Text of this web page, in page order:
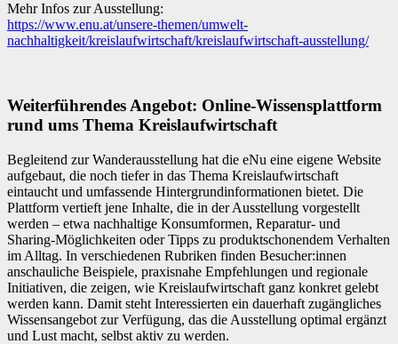
Mehr Infos zur Ausstellung:
https://www.enu.at/unsere-themen/umwelt-
nachhaltigkeit/kreislaufwirtschaft/kreislaufwirtschaft-ausstellung/
Weiterführendes Angebot: Online-Wissensplattform
rund ums Thema Kreislaufwirtschaft
Begleitend zur Wanderausstellung hat die eNu eine eigene Website
aufgebaut, die noch tiefer in das Thema Kreislaufwirtschaft
eintaucht und umfassende Hintergrundinformationen bietet. Die
Plattform vertieft jene Inhalte, die in der Ausstellung vorgestellt
werden – etwa nachhaltige Konsumformen, Reparatur- und
Sharing-Möglichkeiten oder Tipps zu produktschonendem Verhalten
im Alltag. In verschiedenen Rubriken finden Besucher:innen
anschauliche Beispiele, praxisnahe Empfehlungen und regionale
Initiativen, die zeigen, wie Kreislaufwirtschaft ganz konkret gelebt
werden kann. Damit steht Interessierten ein dauerhaft zugängliches
Wissensangebot zur Verfügung, das die Ausstellung optimal ergänzt
und Lust macht, selbst aktiv zu werden.